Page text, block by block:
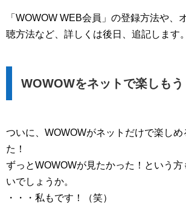
「WOWOW WEB会員」の登録方法や、
聴方法など、詳しくは後日、追記します。
WOWOWをネットで楽しもう
ついに、WOWOWがネットだけで楽しめ
た！
ずっとWOWOWが見たかった！という
いでしょうか。
・・・私もです！（笑）